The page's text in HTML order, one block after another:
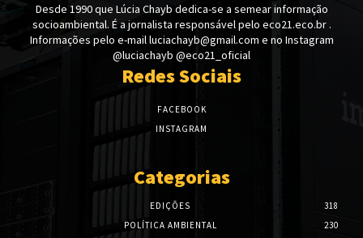
Desde 1990 que Lúcia Chayb dedica-se a semear informação
socioambiental. É a jornalista responsável pelo eco21.eco.br .
Informações pelo e-mail luciachayb@gmail.com e no Instagram
@luciachayb @eco21_oficial
Redes Sociais
FACEBOOK
INSTAGRAM
Categorias
EDIÇÕES
318
POLÍTICA AMBIENTAL
230